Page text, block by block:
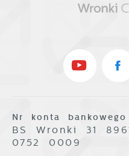
Nr konta bankowego
BS Wronki 31
0752 0009